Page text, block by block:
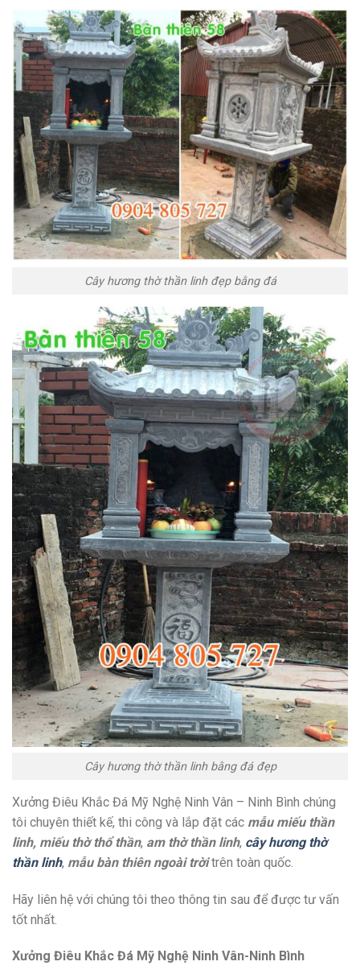
Cây hương thờ thần linh đẹp bằng đá
Cây hương thờ thần linh bằng đá đẹp
Xưởng Điêu Khắc Đá Mỹ Nghệ Ninh Vân – Ninh Bình chúng
tôi chuyên thiết kế, thi công và lắp đặt các mẫu miếu thần
linh, miếu thờ thổ thần, am thờ thần linh, cây hương thờ
thần linh, mẫu bàn thiên ngoài trờitrên toàn quốc.
Hãy liên hệ với chúng tôi theo thông tin sau để được tư vấn
tốt nhất.
Xưởng Điêu Khắc Đá Mỹ Nghệ Ninh Vân-Ninh Bình